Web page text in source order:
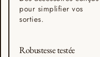
pour simplifier vos
sorties.
Robustesse testée